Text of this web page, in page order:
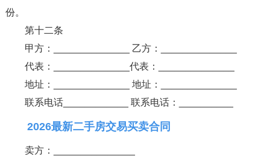
份。
第十二条
甲方：______________ 乙方：______________
代表：______________代表：______________
地址：______________ 地址：______________
联系电话____________ 联系电话：__________
2026最新二手房交易买卖合同
卖方：_______________